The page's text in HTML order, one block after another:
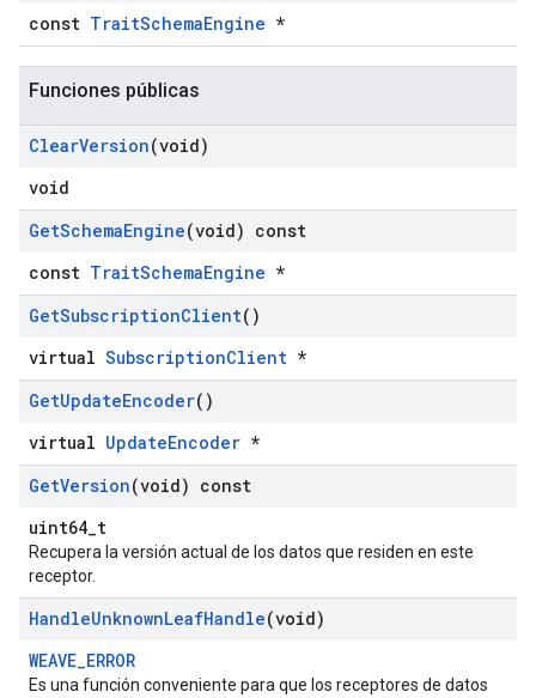
const TraitSchemaEngine *
Funciones públicas
ClearVersion(void)
void
GetSchemaEngine(void) const
const TraitSchemaEngine *
GetSubscriptionClient()
virtual SubscriptionClient *
GetUpdateEncoder()
virtual UpdateEncoder *
GetVersion(void) const
uint64_t
Recupera la versión actual de los datos que residen en este
receptor.
HandleUnknownLeafHandle(void)
WEAVE_ERROR
Es una función conveniente para que los receptores de datos